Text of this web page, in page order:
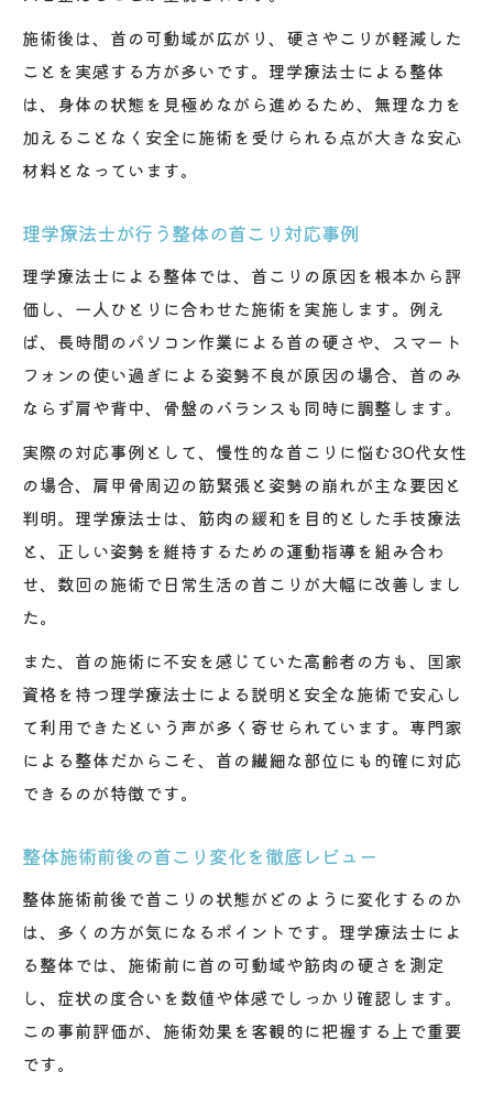
施術後は、首の可動域が広がり、硬さやこりが軽減した
ことを実感する方が多いです。理学療法士による整体
は、身体の状態を見極めながら進めるため、無理な力を
加えることなく安全に施術を受けられる点が大きな安心
材料となっています。
理学療法士が行う整体の首こり対応事例
理学療法士による整体では、首こりの原因を根本から評
価し、一人ひとりに合わせた施術を実施します。例え
ば、長時間のパソコン作業による首の硬さや、スマート
フォンの使い過ぎによる姿勢不良が原因の場合、首のみ
ならず肩や背中、骨盤のバランスも同時に調整します。
実際の対応事例として、慢性的な首こりに悩む30代女性
の場合、肩甲骨周辺の筋緊張と姿勢の崩れが主な要因と
判明。理学療法士は、筋肉の緩和を目的とした手技療法
と、正しい姿勢を維持するための運動指導を組み合わ
せ、数回の施術で日常生活の首こりが大幅に改善しまし
た。
また、首の施術に不安を感じていた高齢者の方も、国家
資格を持つ理学療法士による説明と安全な施術で安心し
て利用できたという声が多く寄せられています。専門家
による整体だからこそ、首の繊細な部位にも的確に対応
できるのが特徴です。
整体施術前後の首こり変化を徹底レビュー
整体施術前後で首こりの状態がどのように変化するのか
は、多くの方が気になるポイントです。理学療法士によ
る整体では、施術前に首の可動域や筋肉の硬さを測定
し、症状の度合いを数値や体感でしっかり確認します。
この事前評価が、施術効果を客観的に把握する上で重要
です。